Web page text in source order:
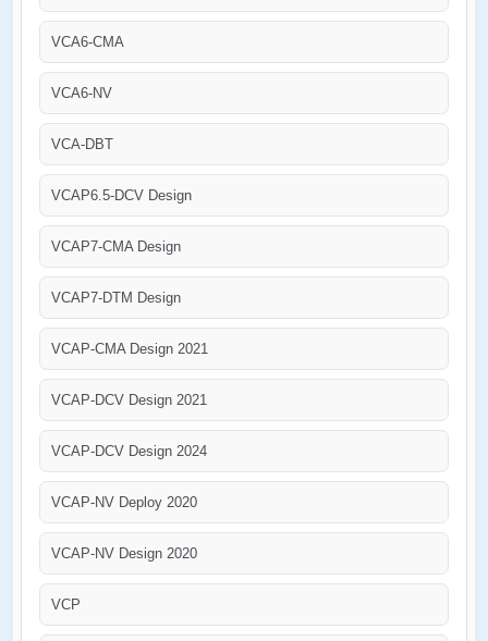
VCA6-CMA
VCA6-NV
VCA-DBT
VCAP6.5-DCV Design
VCAP7-CMA Design
VCAP7-DTM Design
VCAP-CMA Design 2021
VCAP-DCV Design 2021
VCAP-DCV Design 2024
VCAP-NV Deploy 2020
VCAP-NV Design 2020
VCP